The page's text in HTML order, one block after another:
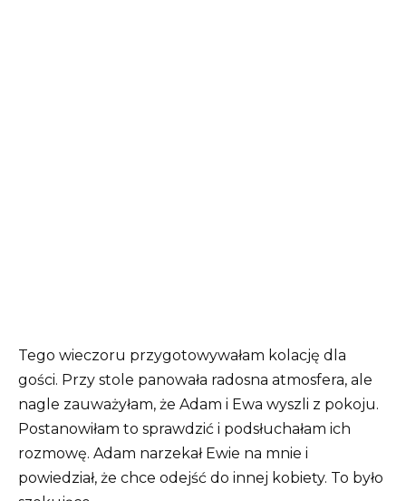
Tego wieczoru przygotowywałam kolację dla
gości. Przy stole panowała radosna atmosfera, ale
nagle zauważyłam, że Adam i Ewa wyszli z pokoju.
Postanowiłam to sprawdzić i podsłuchałam ich
rozmowę. Adam narzekał Ewie na mnie i
powiedział, że chce odejść do innej kobiety. To było